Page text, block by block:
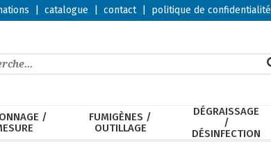
catalogue contact politique de confidentialité
/
FUMIGÈNES /
OUTILLAGE
DÉGRAISSAGE
/
DÉSINFECTION